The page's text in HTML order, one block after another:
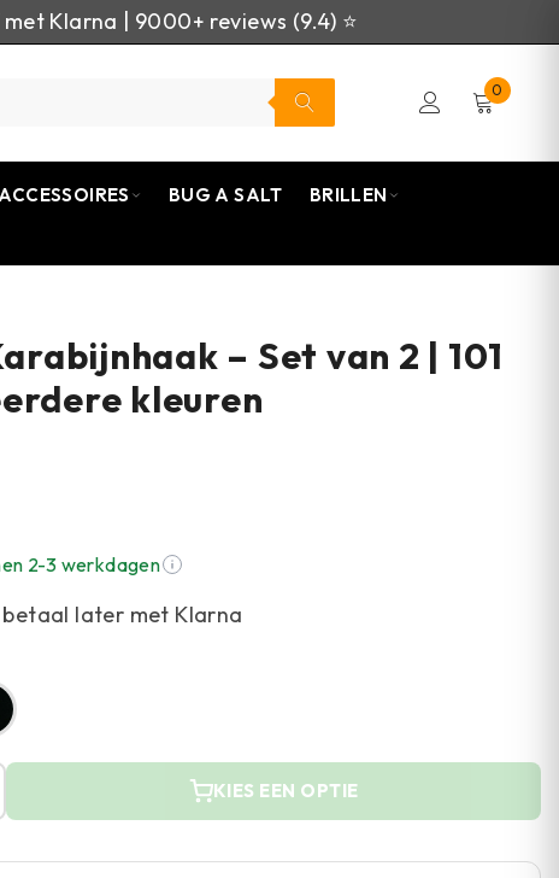
Klarna | 9000+ reviews (9.4) ⭐
0
ACCESSOIRES BUG A SALT
BRILLEN
– Set van 2 | 101
kleuren
2-3 werkdagen
betaal later met Klarna
KIES EEN OPTIE